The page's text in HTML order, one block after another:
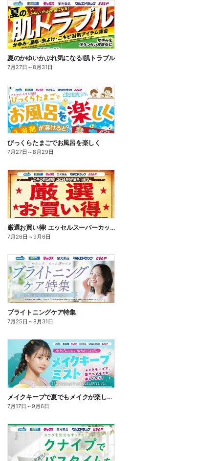
夏のかゆいかぶれ気になる!肌トラブル
7月27日 ～8月31日
びっくらたまごでお風呂を楽しく
7月27日 ～8月29日
厳選お買い得! エッセルスーパーカップ
7月26日 ～9月6日
ブライトニングケア特集
7月25日 ～8月31日
メイクキープで夏でもメイクが楽しくなる!
7月17日 ～9月6日